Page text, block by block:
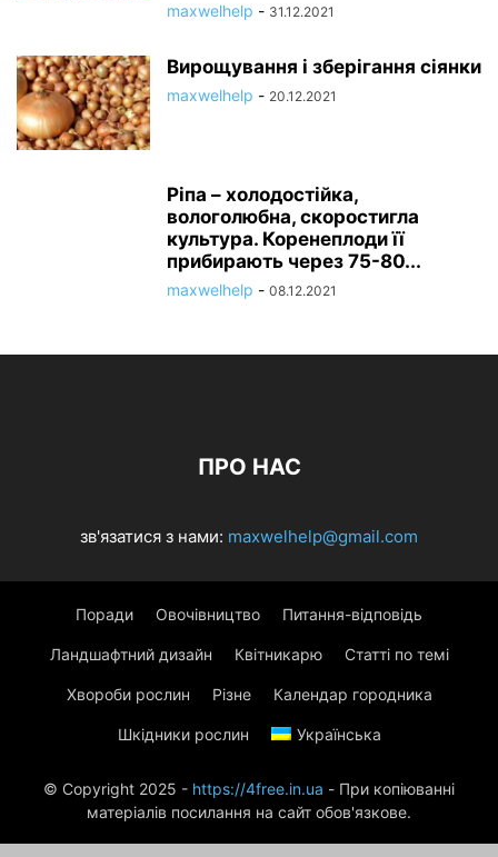
maxwelhelp - 31.12.2021
Вирощування і зберігання сіянки
maxwelhelp - 20.12.2021
Ріпа – холодостійка,
вологолюбна, скоростигла
культура. Коренеплоди її
прибирають через 75-80...
maxwelhelp - 08.12.2021
ПРО НАС
зв'язатися з нами: maxwelhelp@gmail.com
Поради Овочівництво Питання-відповідь
Ландшафтний дизайн Квітникарю Статті по темі
Хвороби рослин Різне Календар городника
Шкідники рослин Українська
© Copyright 2025 - https://4free.in.ua - При копіюванні
матеріалів посилання на сайт обов'язкове.